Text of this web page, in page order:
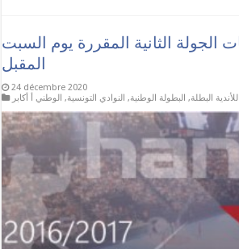
الجولة الثانية المقررة يوم السبت
المقبل
24 décembre 2020
البطلة, البطولة الوطنية, النوادي التونسية, الوطني أ أكابر